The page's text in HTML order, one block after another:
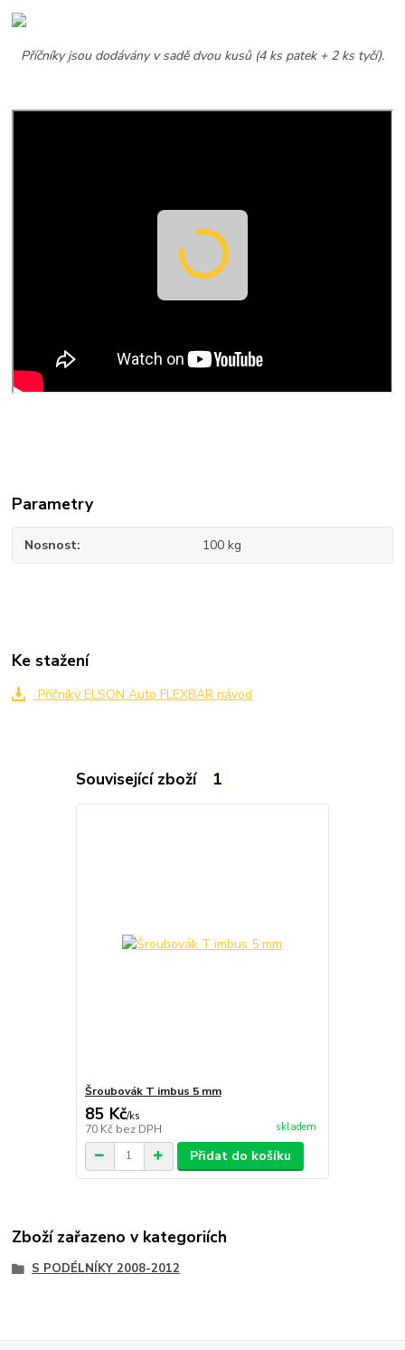
Příčníky jsou dodávány v sadě dvou kusů (4 ks patek + 2 ks tyčí).
Parametry
Nosnost 100 kg
Ke stažení
Příčníky ELSON Auto FLEXBAR návod
Související zboží 1
Šroubovák T imbus 5 mm
85 Kč/ks
70 Kč bez DPH skladem
Přidat do košíku
Zboží zařazeno v kategoriích
S PODÉLNÍKY 2008-2012